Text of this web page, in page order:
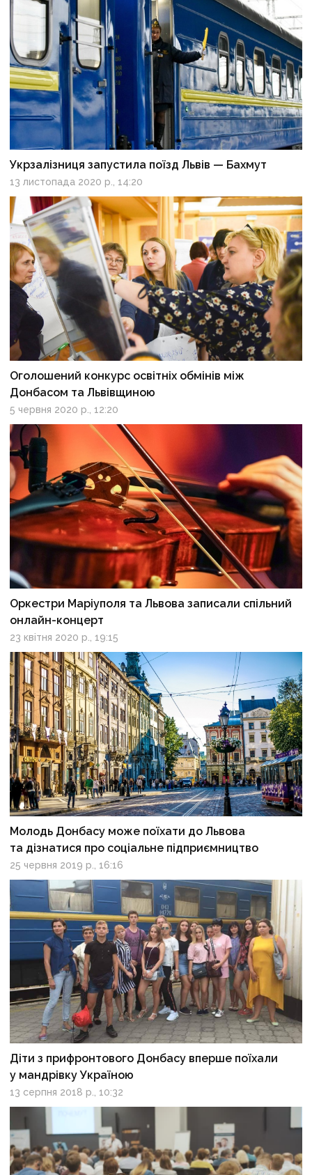
Укрзалізниця запустила поїзд Львів — Бахмут
13 листопада 2020 р., 14:20
Оголошений конкурс освітніх обмінів між
Донбасом та Львівщиною
5 червня 2020 р., 12:20
Оркестри Маріуполя та Львова записали спільний
онлайн-концерт
23 квітня 2020 р., 19:15
Молодь Донбасу може поїхати до Львова
та дізнатися про соціальне підприємництво
25 червня 2019 р., 16:16
Діти з прифронтового Донбасу вперше поїхали
у мандрівку Україною
13 серпня 2018 р., 10:32